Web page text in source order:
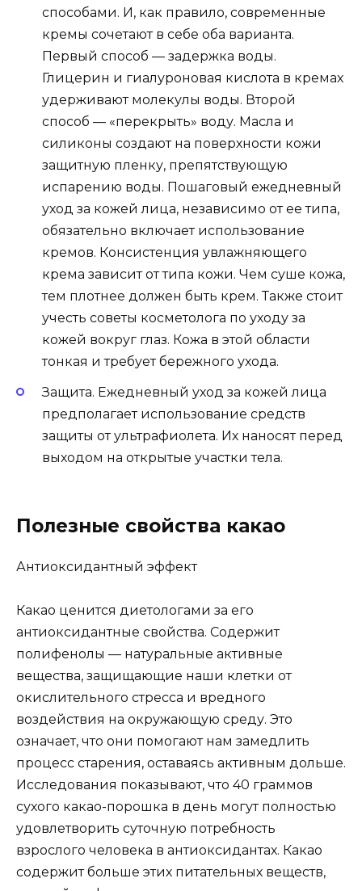
способами. И, как правило, современные
кремы сочетают в себе оба варианта.
Первый способ — задержка воды.
Глицерин и гиалуроновая кислота в кремах
удерживают молекулы воды. Второй
способ — «перекрыть» воду. Масла и
силиконы создают на поверхности кожи
защитную пленку, препятствующую
испарению воды. Пошаговый ежедневный
уход за кожей лица, независимо от ее типа,
обязательно включает использование
кремов. Консистенция увлажняющего
крема зависит от типа кожи. Чем суше кожа,
тем плотнее должен быть крем. Также стоит
учесть советы косметолога по уходу за
кожей вокруг глаз. Кожа в этой области
тонкая и требует бережного ухода.
Защита. Ежедневный уход за кожей лица
предполагает использование средств
защиты от ультрафиолета. Их наносят перед
выходом на открытые участки тела.
Полезные свойства какао
Антиоксидантный эффект
Какао ценится диетологами за его
антиоксидантные свойства. Содержит
полифенолы — натуральные активные
вещества, защищающие наши клетки от
окислительного стресса и вредного
воздействия на окружающую среду. Это
означает, что они помогают нам замедлить
процесс старения, оставаясь активным дольше.
Исследования показывают, что 40 граммов
сухого какао-порошка в день могут полностью
удовлетворить суточную потребность
взрослого человека в антиоксидантах. Какао
содержит больше этих питательных веществ,